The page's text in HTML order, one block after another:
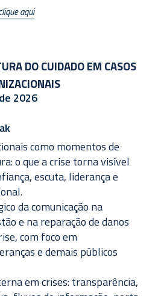
aqui
DO CUIDADO EM CASOS
2026
como momentos de
o que a crise torna visível
escuta, liderança e
da comunicação na
e na reparação de danos
com foco em
e demais públicos
em crises: transparência,